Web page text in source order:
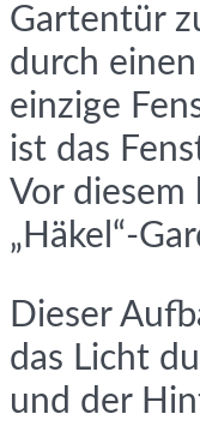
Gartentür
durch
einzige
ist das
Vor diesem
„Häkel“-
Dieser
das Licht
und der